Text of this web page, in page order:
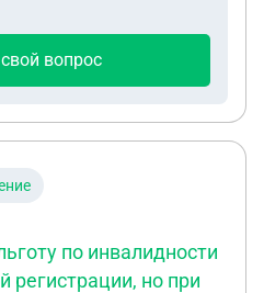
вопрос
по инвалидности
но при